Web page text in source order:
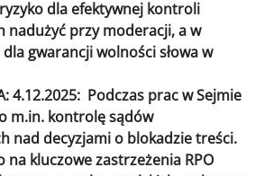
dla efektywnej kontroli
nadużyć przy moderacji, a w
gwarancji wolności słowa w
4.12.2025: Podczas prac w Sejmie
m.in. kontrolę sądów
nad decyzjami o blokadzie treści.
na kluczowe zastrzeżenia RPO